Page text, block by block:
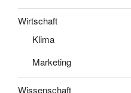
Wirtschaft
Klima
Marketing
Wissenschaft